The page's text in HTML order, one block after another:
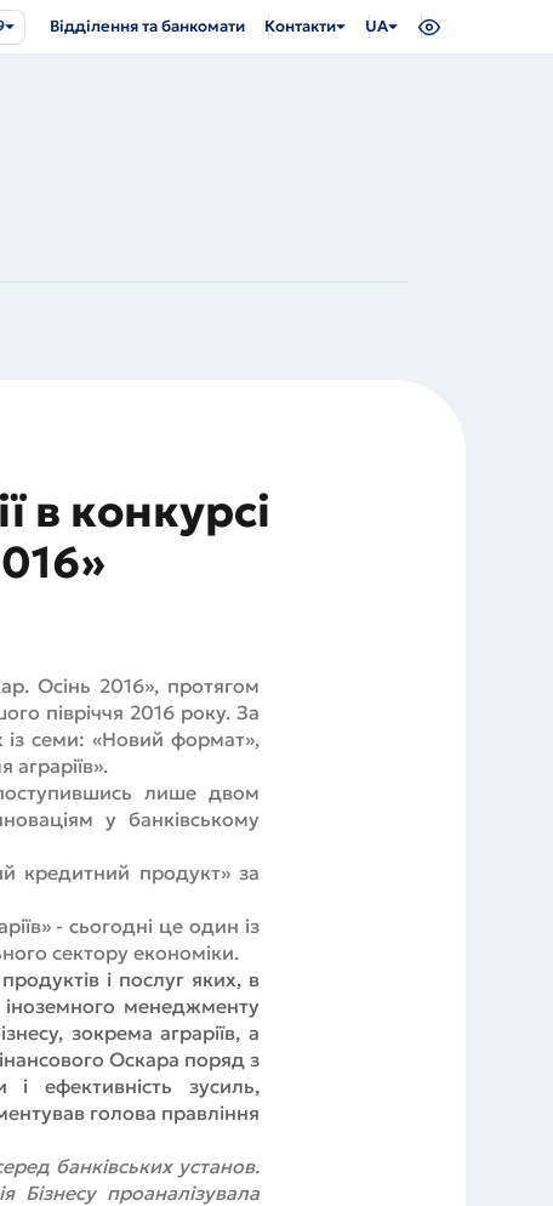
Відділення та банкомати Контакти UA
в конкурсі
Осінь 2016», протягом
півріччя 2016 року. За
із семи: «Новий формат»,
лише двом
у банківському
кредитний продукт» за
- сьогодні це один із
сектору економіки.
і послуг яких, в
іноземного менеджменту
зокрема аграріїв, а
Оскара поряд з
ефективність зусиль,
голова правління
банківських установ.
проаналізувала